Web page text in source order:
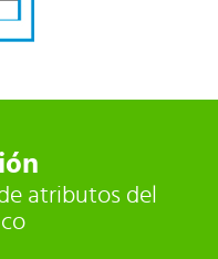
atributos del